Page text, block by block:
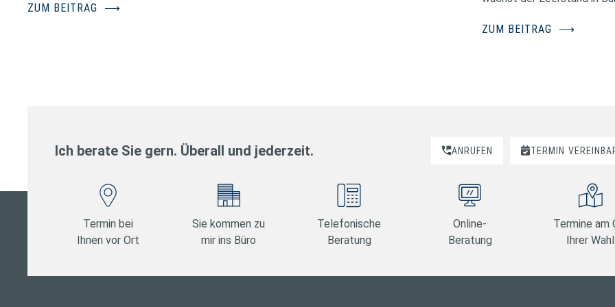
ZUM BEITRAG ⟶
ZUM BEITRAG ⟶
Ich berate Sie gern. Überall und jederzeit. ANRUFEN TERMIN
Termin bei
Ihnen vor Ort
Sie kommen zu
mir ins Büro
Telefonische
Beratung
Online-
Beratung
Termine am
Ihrer Wahl